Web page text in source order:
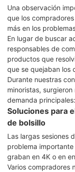
Una observación
que los
más en los
En lugar de buscar
responsables de
productos que
que se quejaban los
Durante nuestras
minoristas,
demanda principales:
Soluciones para
de bolsillo
Las largas sesiones
problema
graban en 4K o en
Varios compradores